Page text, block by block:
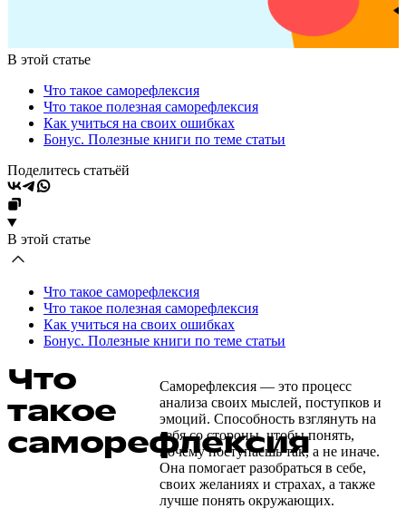
В этой статье
Что такое саморефлексия
Что такое полезная саморефлексия
Как учиться на своих ошибках
Бонус. Полезные книги по теме статьи
Поделитесь статьёй
В этой статье
Что такое саморефлексия
Что такое полезная саморефлексия
Как учиться на своих ошибках
Бонус. Полезные книги по теме статьи
Что
такое
саморефлексия
Саморефлексия — это процесс
анализа своих мыслей, поступков и
эмоций. Способность взглянуть на
себя со стороны, чтобы понять,
почему поступаешь так, а не иначе.
Она помогает разобраться в себе,
своих желаниях и страхах, а также
лучше понять окружающих.